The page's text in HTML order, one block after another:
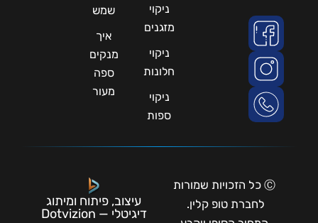
ניקוי
מזגנים
ניקוי
חלונות
ניקוי
ספות
שמש
איך
מנקים
ספה
מעור
Ⓒ כל הזכויות שמורות
לחברת טופ קלין.
עיצוב, פיתוח ומיתוג
דיגיטלי — Dotvizion